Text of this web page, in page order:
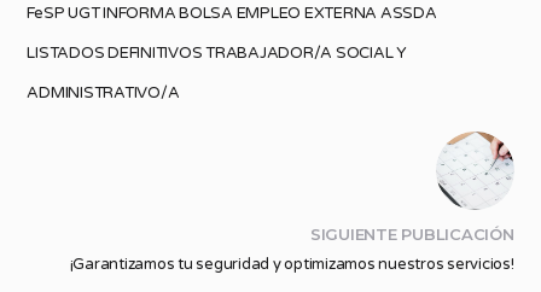
FeSP UGT INFORMA BOLSA EMPLEO EXTERNA ASSDA
LISTADOS DEFINITIVOS TRABAJADOR/A SOCIAL Y
ADMINISTRATIVO/A
SIGUIENTE PUBLICACIÓN
¡Garantizamos tu seguridad y optimizamos nuestros servicios!